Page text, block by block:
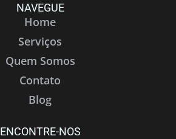
NAVEGUE
Home
Serviços
Quem Somos
Contato
Blog
ENCONTRE-NOS